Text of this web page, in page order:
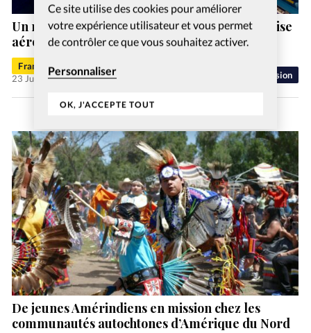
Ce site utilise des cookies pour améliorer
votre expérience utilisateur et vous permet
de contrôler ce que vous souhaitez activer.
Personnaliser
OK, J'ACCEPTE TOUT
Mission
Un nouveau directeur général pour l’entreprise
aéronautique chrétienne MAF Suisse
Francis-George Sarpédon
23 Juil 2026
De jeunes Amérindiens en mission chez les
communautés autochtones d’Amérique du Nord